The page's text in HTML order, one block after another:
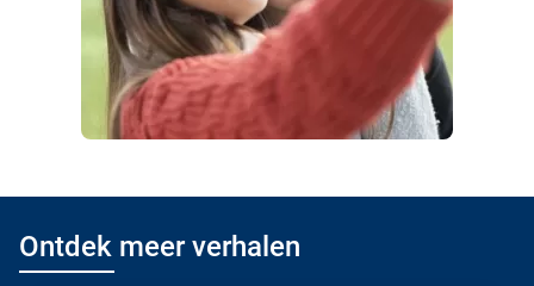
Ontdek meer verhalen